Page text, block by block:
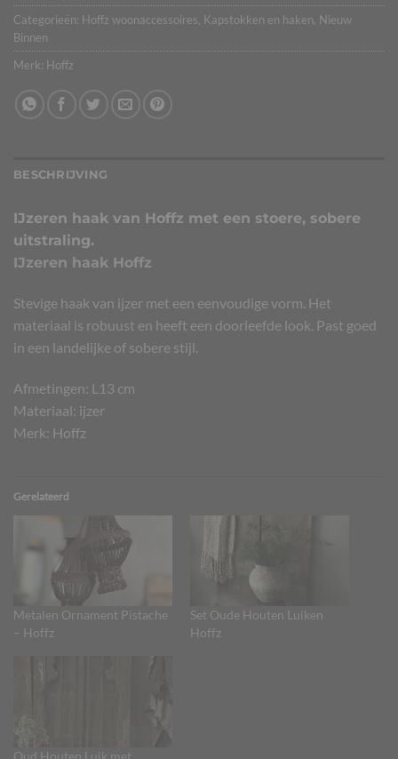
Categorieën: Hoffz woonaccessoires, Kapstokken en haken, Nieuw
Binnen
Merk: Hoffz
BESCHRIJVING
IJzeren haak van Hoffz met een stoere, sobere
uitstraling.
IJzeren haak Hoffz
Stevige haak van ijzer met een eenvoudige vorm. Het
materiaal is robuust en heeft een doorleefde look. Past goed
in een landelijke of sobere stijl.
Afmetingen: L13 cm
Materiaal: ijzer
Merk: Hoffz
Gerelateerd
Metalen Ornament Pistache
– Hoffz
Set Oude Houten Luiken
Hoffz
Oud Houten Luik met